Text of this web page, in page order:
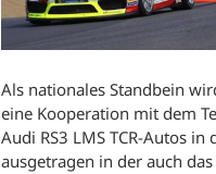
Als nationales Standbein
eine Kooperation mit dem
Audi RS3 LMS TCR-Autos
ausgetragen in der auch